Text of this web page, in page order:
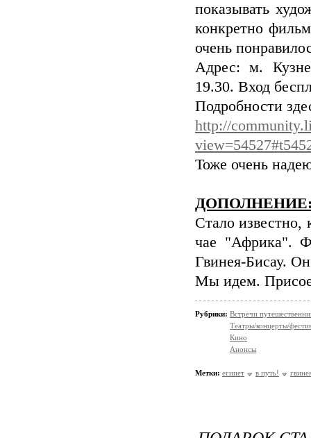
показывать
конкретно
очень
Адрес: м.
19.30. Вход
Подробности
http://
Тоже очень
Стало известно,
чае "Африка".
Гвинея-Бисау.
Мы идем.
Рубрики: Встречи
Театры/концерты/
Кино
Анонсы
Метки: египет в путь!